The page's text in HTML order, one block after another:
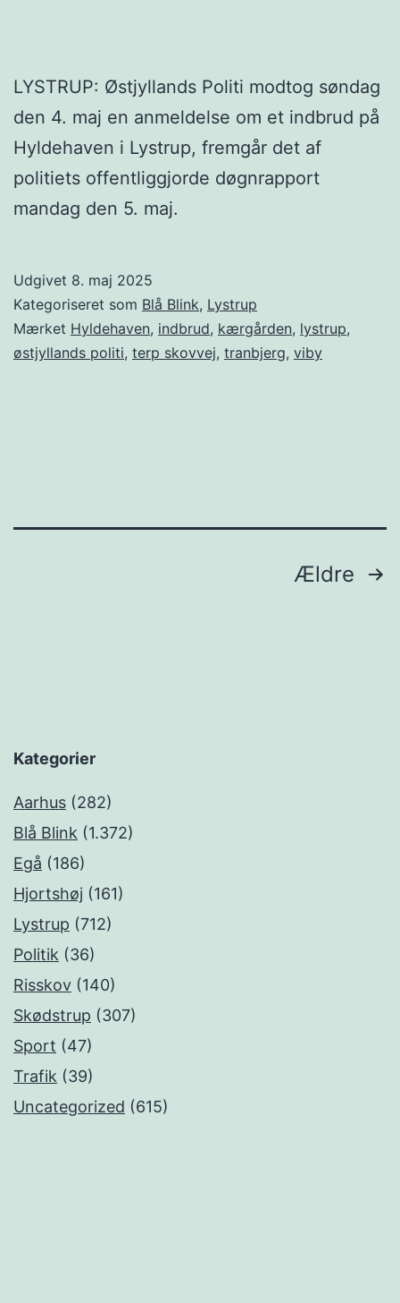
LYSTRUP: Østjyllands Politi modtog søndag
den 4. maj en anmeldelse om et indbrud på
Hyldehaven i Lystrup, fremgår det af
politiets offentliggjorde døgnrapport
mandag den 5. maj.
Udgivet 8. maj 2025
Kategoriseret som Blå Blink, Lystrup
Mærket Hyldehaven, indbrud, kærgården, lystrup,
østjyllands politi, terp skovvej, tranbjerg, viby
Ældre
Kategorier
Aarhus (282)
Blå Blink (1.372)
Egå (186)
Hjortshøj (161)
Lystrup (712)
Politik (36)
Risskov (140)
Skødstrup (307)
Sport (47)
Trafik (39)
Uncategorized (615)